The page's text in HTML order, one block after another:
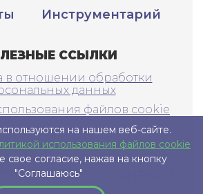
Инструментарий
ССЫЛКИ
в отношении обработки
данных
файлов cookie
ТОЛЬКО ДЛЯ
ЗДРАВООХРАНЕНИЯ
на нашем веб-сайте.
использования файлов cookie
свое согласие, нажав на кнопку
"Соглашаюсь"